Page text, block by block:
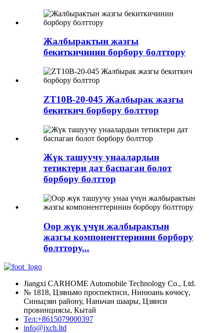
Жалбырактын жазгы
бекиткичинин борбору болттору
ZT10B-20-045 Жалбырак жазгы
бекиткич борбору болттор
Жүк ташуучу унаалардын
тетиктери дат баспаган болот
борбору болттор
Оор жүк үчүн жалбырактын
жазгы компоненттеринин борбору
болттору...
Jiangxi CARHOME Automobile Technology Co., Ltd.
№ 1818, Цзяньмо проспектиси, Нинюань көчөсү,
Синьцзян району, Наньчан шаары, Цзянси
провинциясы, Кытай
Тел:+8615079000397
info@jxch.ltd